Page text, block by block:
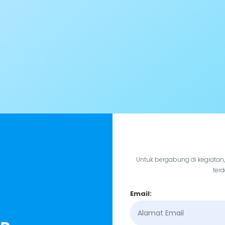
Untuk bergabung di
Email: